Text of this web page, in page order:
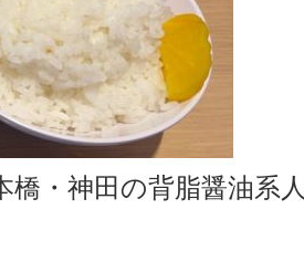
橋・神田の背脂醤油系人